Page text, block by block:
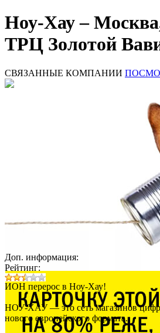
Ноу-Хау –
ТРЦ Золотой
СВЯЗАННЫЕ КОМПАНИИ
Доп. информация:
Рейтинг:
ИОН перерос в Ноу-Хау!
НОУ-ХАУ — это сеть магазинов
нового европейского формата.